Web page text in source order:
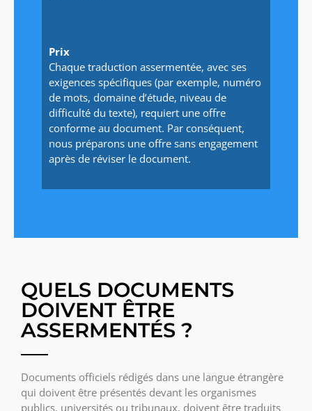
Prix
Chaque traduction assermentée, avec ses
exigences spécifiques (par exemple, numéro
de mots, domaine d’étude, niveau de
difficulté du texte), requiert une offre
conforme au document. Par conséquent,
nous préparons une offre sans engagement
après de réviser le document.
QUELS DOCUMENTS
DOIVENT ÊTRE
ASSERMENTÉS ?
Documents officiels rédigés dans une langue étrangère
qui doivent être présentés devant les organismes
publics, universités ou tribunaux, doivent être traduits